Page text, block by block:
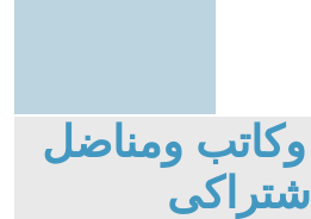
ومناضل